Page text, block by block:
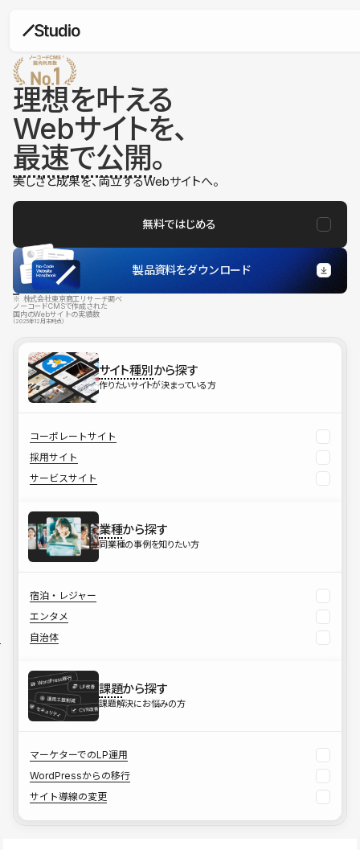
理想を叶える
Webサイトを、
最速で公開。
美しさと成果を、両立するWebサイトへ。
無料ではじめる
製品資料をダウンロード
※ 株式会社東京商工リサーチ調べ
ノーコードCMSで作成された
国内のWebサイトの実績数
（2025年12月末時点）
サイト種別から探す
作りたいサイトが決まっている方
コーポレートサイト
採用サイト
サービスサイト
業種から探す
同業種の事例を知りたい方
宿泊・レジャー
エンタメ
自治体
課題から探す
課題解決にお悩みの方
マーケターでのLP運用
WordPressからの移行
サイト導線の変更